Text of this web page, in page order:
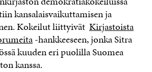
kansalaisvaikuttamisen ja
Kokeilut liittyivät Kirjastoista
-hankkeeseen, jonka Sitra
kuuden eri puolilla Suomea
kanssa.